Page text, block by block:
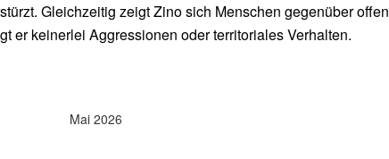
Gleichzeitig zeigt Zino sich Menschen gegenüber offen
er keinerlei Aggressionen oder territoriales Verhalten.
Mai 2026